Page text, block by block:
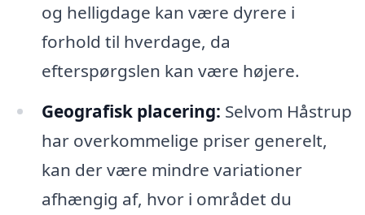
og helligdage kan være dyrere i
forhold til hverdage, da
efterspørgslen kan være højere.
Geografisk placering: Selvom Håstrup
har overkommelige priser generelt,
kan der være mindre variationer
afhængig af, hvor i området du